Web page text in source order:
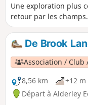
Une exploration plus
retour par les champs.
De Brook
Association / Club
8,56 km
+12 m
Départ à Alderley